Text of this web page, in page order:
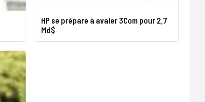
HP se prépare à avaler 3Com pour 2,7
Md$